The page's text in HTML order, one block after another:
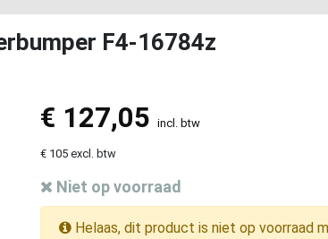
F4-16784z
€ 127,05 incl. btw
€ 105 excl. btw
Niet op voorraad
Helaas, dit product is niet op voorraad